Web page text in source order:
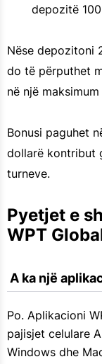
depozitë
Nëse depozitoni
do të përputhet
në një
Bonusi paguhet
dollarë kontribut
turneve.
Pyetjet e
WPT
A ka një
Po. Aplikacioni
pajisjet celulare
Windows dhe